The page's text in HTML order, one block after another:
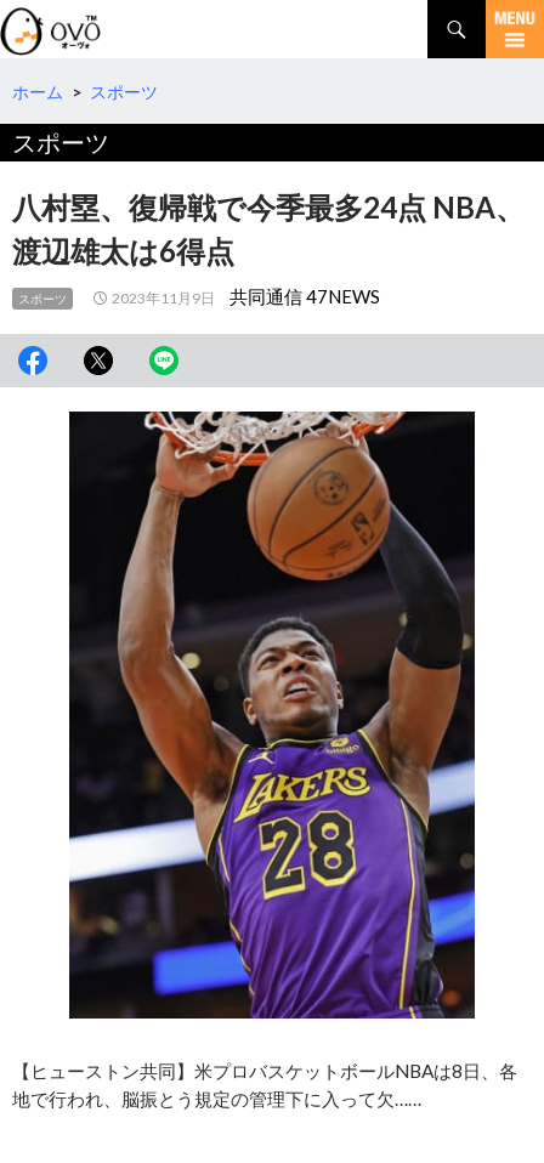
検
索
コ
テ
へ
動
ホーム > スポーツ
スポーツ
八村塁、復帰戦で今季最多24点 NBA、
渡辺雄太は6得点
スポーツ 2023年11月9日 共同通信 47NEWS
【ヒューストン共同】米プロバスケットボールNBAは8日、各
地で行われ、脳振とう規定の管理下に入って欠……